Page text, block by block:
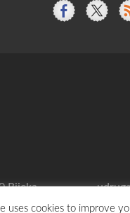
Rijeka
uses cookies to improve